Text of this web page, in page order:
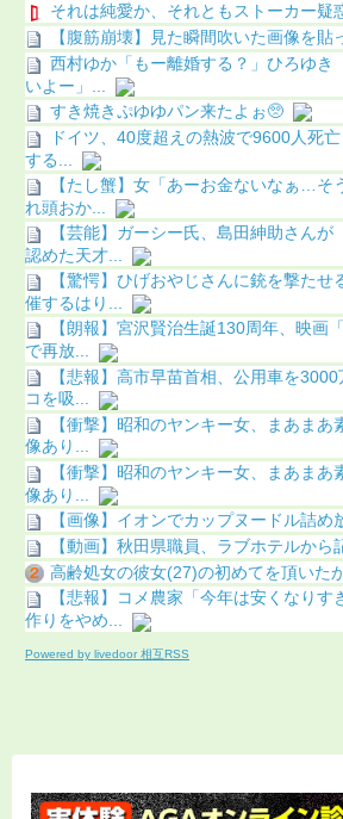
それは純愛か、それともストーカー疑
【腹筋崩壊】見た瞬間吹いた画像を貼
西村ゆか「もー離婚する？」ひろゆき
いよー」...
すき焼きぷゆゆパン来たよぉ🥺
ドイツ、40度超えの熱波で9600人死
する...
【たし蟹】女「あーお金ないなぁ…そ
れ頭おか...
【芸能】ガーシー氏、島田紳助さんが
認めた天才...
【驚愕】ひげおやじさんに銃を撃たせ
催するはり...
【朗報】宮沢賢治生誕130周年、映画
で再放...
【悲報】高市早苗首相、公用車を
コを吸...
【衝撃】昭和のヤンキー女、まあま
像あり...
【衝撃】昭和のヤンキー女、まあま
像あり...
【画像】イオンでカップヌードル詰め
【動画】秋田県職員、ラブホテルから
高齢処女の彼女(27)の初めてを頂いた
【悲報】コメ農家「今年は安くなり
作りをやめ...
Powered by livedoor 相互RSS